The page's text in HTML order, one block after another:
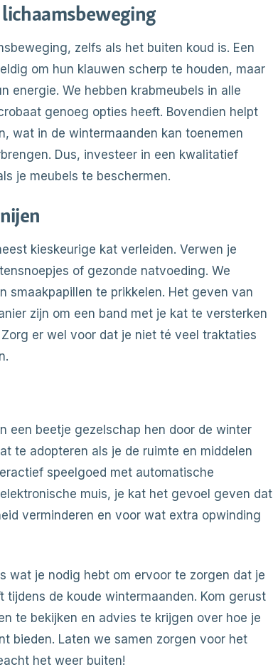
zelfs als het buiten koud is. Een
om hun klauwen scherp te houden, maar
energie. We hebben krabmeubels in alle
genoeg opties heeft. Bovendien helpt
wat in de wintermaanden kan toenemen
Dus, investeer in een kwalitatief
je meubels te beschermen.
kieskeurige kat verleiden. Verwen je
of gezonde natvoeding. We
smaakpapillen te prikkelen. Het geven van
zijn om een band met je kat te versterken
er wel voor dat je niet té veel traktaties
een beetje gezelschap hen door de winter
te adopteren als je de ruimte en middelen
speelgoed met automatische
muis, je kat het gevoel geven dat
verminderen en voor wat extra opwinding
wat je nodig hebt om ervoor te zorgen dat je
de koude wintermaanden. Kom gerust
te bekijken en advies te krijgen over hoe je
bieden. Laten we samen zorgen voor het
het weer buiten!